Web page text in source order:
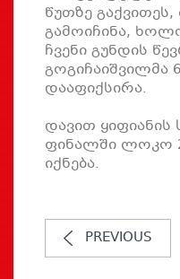
წუთზე გაქვითეს,
გამოიჩინა,
ჩვენი გუნდის
გოგიჩაიშვილმა
დააფიქსირა.
დავით ყიფიანის
ფინალში ლოკო
იქნება.
PREVIOUS